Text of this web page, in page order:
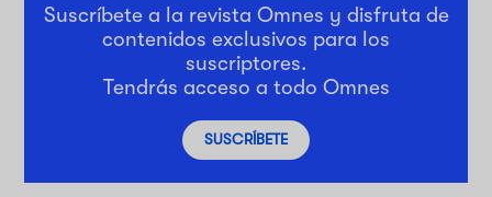
Suscríbete a la revista Omnes y disfruta de
contenidos exclusivos para los
suscriptores.
Tendrás acceso a todo Omnes
SUSCRÍBETE